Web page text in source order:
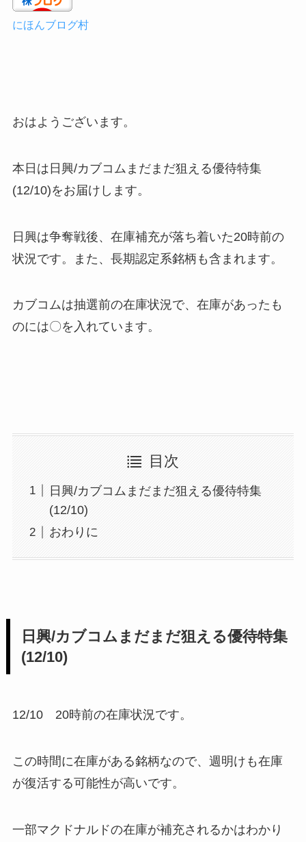
にほんブログ村
おはようございます。
本日は日興/カブコムまだまだ狙える優待特集
(12/10)をお届けします。
日興は争奪戦後、在庫補充が落ち着いた20時前の
状況です。また、長期認定系銘柄も含まれます。
カブコムは抽選前の在庫状況で、在庫があったも
のには〇を入れています。
目次
日興/カブコムまだまだ狙える優待特集
(12/10)
おわりに
日興/カブコムまだまだ狙える優待特集
(12/10)
12/10 20時前の在庫状況です。
この時間に在庫がある銘柄なので、週明けも在庫
が復活する可能性が高いです。
一部マクドナルドの在庫が補充されるかはわかり